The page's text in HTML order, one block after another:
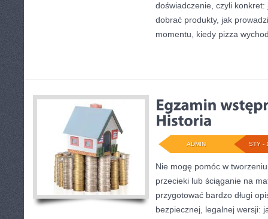
doświadczenie, czyli
dobrać produkty, jak
momentu, kiedy pizza
STY -
ADMIN
Nie mogę pomóc w
przecieki lub ściąganie na
przygotować bardzo długi
bezpiecznej, legalnej wersji: